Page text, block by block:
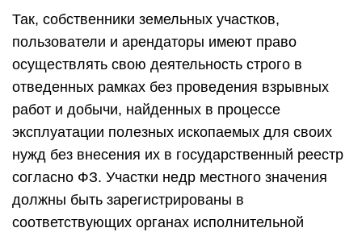
Так, собственники земельных участков,
пользователи и арендаторы имеют право
осуществлять свою деятельность строго в
отведенных рамках без проведения взрывных
работ и добычи, найденных в процессе
эксплуатации полезных ископаемых для своих
нужд без внесения их в государственный реестр
согласно ФЗ. Участки недр местного значения
должны быть зарегистрированы в
соответствующих органах исполнительной